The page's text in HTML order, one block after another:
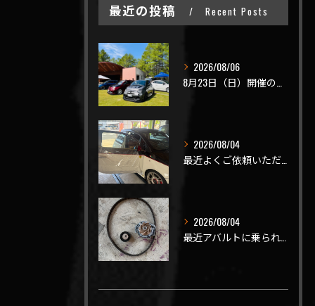
最近の投稿 Recent Posts
2026/08/06
8月23日（日）開催のビーナスラインを走ろうの会 夏の陣
2026/08/04
最近よくご依頼いただく、弊社おすすめメニュー！
2026/08/04
最近アバルトに乗られてるお客様のご来店がありがたいことに大幅...